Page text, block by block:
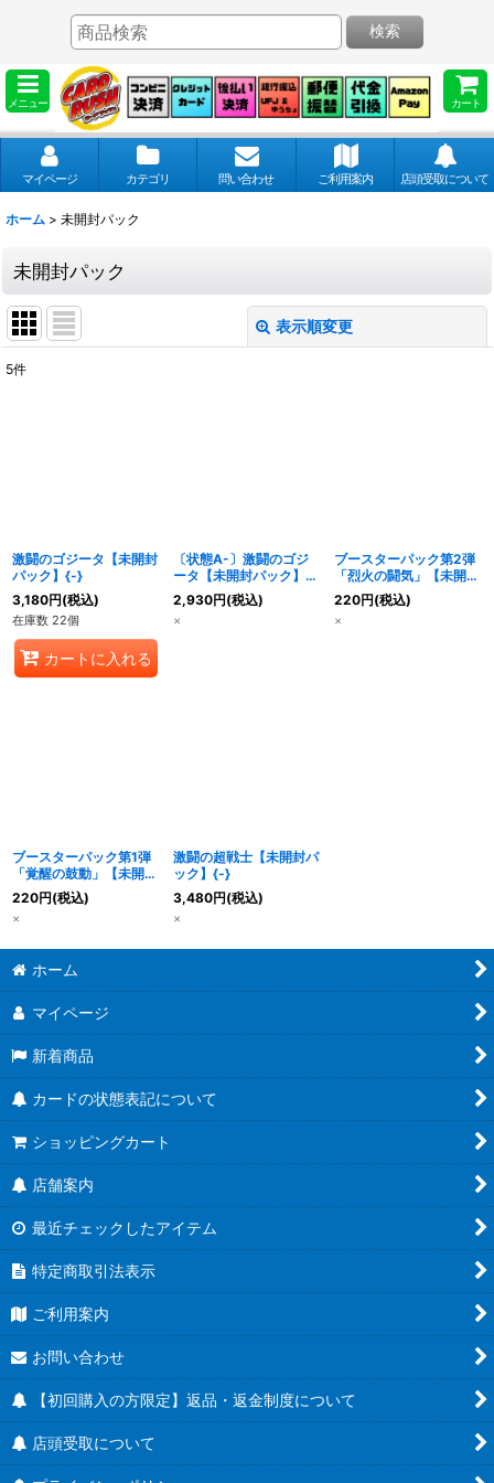
メニュー カート
検索
マイページ カテゴリ 問い合わせ ご利用案内 店頭受取について
ホーム > 未開封パック
未開封パック
表示順変更
5件
激闘のゴジータ【未開封
パック】{-}
3,180円(税込)
在庫数 22個
カートに入れる
〔状態A-〕激闘のゴジ
ータ【未開封パック】
{-}
2,930円(税込)
×
ブースターパック第2弾
「烈火の闘気」【未開封
パック】{-}
220円(税込)
×
ブースターパック第1弾
「覚醒の鼓動」【未開封
パック】{-}
220円(税込)
×
激闘の超戦士【未開封パ
ック】{-}
3,480円(税込)
×
ホーム
マイページ
新着商品
カードの状態表記について
ショッピングカート
店舗案内
最近チェックしたアイテム
特定商取引法表示
ご利用案内
お問い合わせ
【初回購入の方限定】返品・返金制度について
店頭受取について